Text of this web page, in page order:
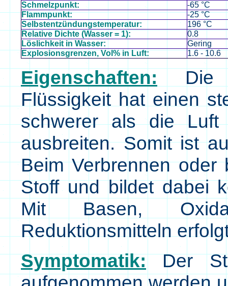
Schmelzpunkt:
-65 °C
Flammpunkt:
-25 °C
Selbstentzündungstemperatur:
196 °C
Relative Dichte (Wasser = 1):
0.8
Löslichkeit in Wasser:
Gering
Explosionsgrenzen, Vol% in Luft:
1.6 - 10.6
Eigenschaften: Die
Flüssigkeit hat einen
schwerer als die
ausbreiten. Somit ist
Beim Verbrennen
Stoff und bildet dabei
Mit Basen,
Reduktionsmitteln
Symptomatik:Der